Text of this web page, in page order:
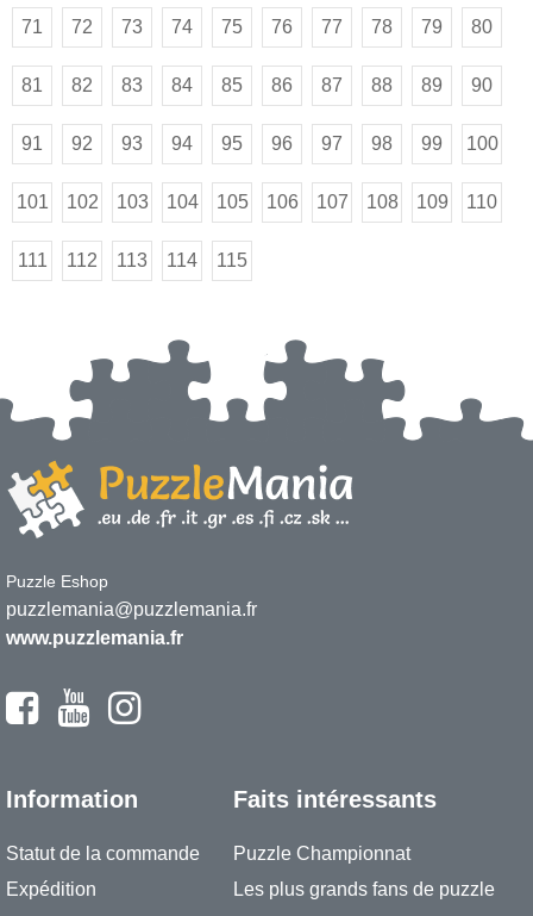
71 72 73 74 75 76 77 78 79 80
81 82 83 84 85 86 87 88 89 90
91 92 93 94 95 96 97 98 99 100
101 102 103 104 105 106 107 108 109 110
111 112 113 114 115
Puzzle Eshop
puzzlemania@puzzlemania.fr
www.puzzlemania.fr
Information
Statut de la commande
Expédition
Faits intéressants
Puzzle Championnat
Les plus grands fans de puzzle